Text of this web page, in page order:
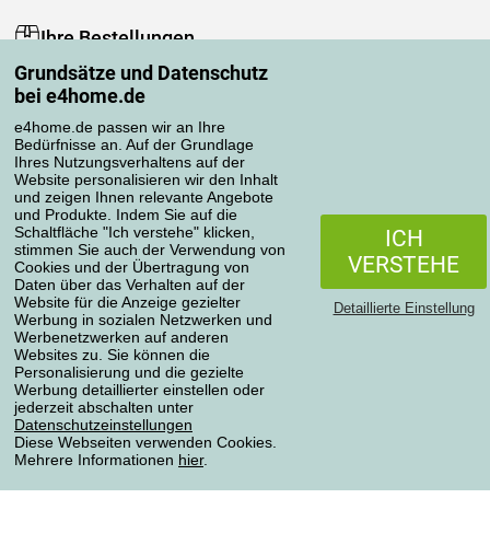
Grundsätze und Datenschutz
bei e4home.de
e4home.de passen wir an Ihre
Bedürfnisse an. Auf der Grundlage
Ihres Nutzungsverhaltens auf der
Website personalisieren wir den Inhalt
und zeigen Ihnen relevante Angebote
und Produkte. Indem Sie auf die
Schaltfläche "Ich verstehe" klicken,
stimmen Sie auch der Verwendung von
Cookies und der Übertragung von
Daten über das Verhalten auf der
Website für die Anzeige gezielter
Werbung in sozialen Netzwerken und
Werbenetzwerken auf anderen
Websites zu. Sie können die
Personalisierung und die gezielte
Werbung detaillierter einstellen oder
jederzeit abschalten unter
Datenschutzeinstellungen
Diese Webseiten verwenden Cookies.
Mehrere Informationen hier.
ICH
VERSTEHE
Detaillierte Einstellung
Ihre Bestellungen
Mein Konto
Bestellübersicht
Reklamationen
Widerrufsbelehrung
Einfach mehr wissen
Richtlinien zur Verarbeitung von Bewertungen
Transportarten
Zahlungsmethoden
Zuverlässiger Shop